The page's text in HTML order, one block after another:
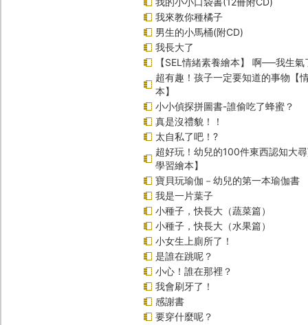
我來教你種橘子
男生的小馬桶(附CD)
我長大了
【SEL情緒素養繪本】 啊──我生
超有趣！孩子一定要知道的事物【
本】
小小偵探拼圖書-誰偷吃了蜂蜜？
真是沒禮貌！！
太自私了吧！?
超好玩！幼兒的100件東西認知大
學習繪本】
寶貝玩瑜伽－幼兒的第一本瑜伽書
我是一片葉子
小種子，快長大（蔬菜篇）
小種子，快長大（水果篇）
小女生上廁所了！
是誰在跳呢？
小心！誰在那裡？
我會刷牙了！
感謝書
要穿什麼呢？